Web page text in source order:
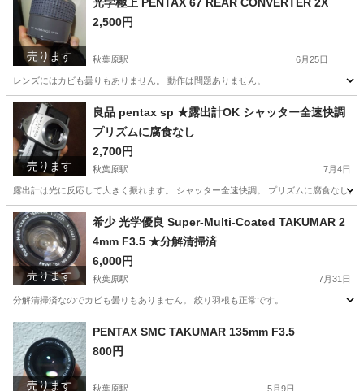
売ります
2,500円
秋葉原駅 6月25日
レンズにはカビも曇りもありません。 動作は問題ありません。
東京 台東区 秋葉原駅 カメラ PENTAX
売ります
良品 pentax sp ★露出計OK シャッター全速快調
プリズムに腐食なし
2,700円
秋葉原駅 7月4日
露出計は光に反応して大きく振れます。 シャッター全速快調。 プリズムに腐食なし。
東京 台東区 秋葉原駅 カメラ
売ります
希少 光学優良 Super-Multi-Coated TAKUMAR 2
4mm F3.5 ★分解清掃済
6,000円
秋葉原駅 7月31日
分解清掃済なのでカビも曇りもありません。 絞り羽根も正常です。
東京 台東区
売ります
PENTAX SMC TAKUMAR 135mm F3.5
800円
秋葉原駅 5月9日